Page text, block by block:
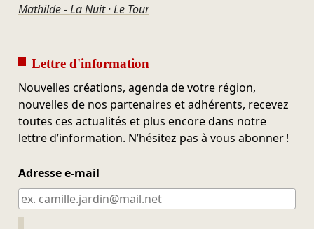
Mathilde - La Nuit · Le Tour
Lettre d'information
Nouvelles créations, agenda de votre région,
nouvelles de nos partenaires et adhérents, recevez
toutes ces actualités et plus encore dans notre
lettre d’information. N’hésitez pas à vous abonner !
Adresse e-mail